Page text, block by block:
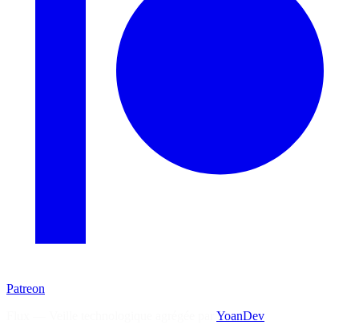
Patreon
YoanDev